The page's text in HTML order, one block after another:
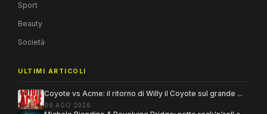
Sport
Beauty
Società
ULTIMI ARTICOLI
Coyote vs Acme: il ritorno di Willy il Coyote sul grande ...
06 AGO 2026